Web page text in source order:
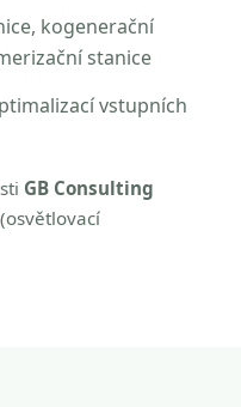
kogenerační
stanice
vstupních
GB Consulting
(osvětlovací